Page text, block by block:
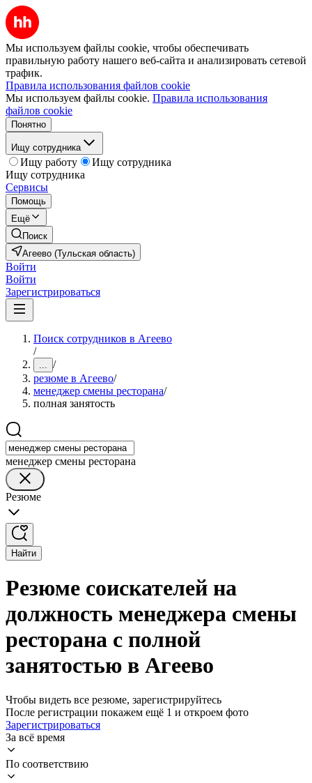
Мы используем файлы cookie, чтобы обеспечивать
правильную работу нашего веб-сайта и анализировать сетевой
трафик.
Правила использования файлов cookie
Мы используем файлы cookie. Правила использования
файлов cookie
Понятно
Ищу сотрудника
Ищу работу
Ищу сотрудника
Ищу сотрудника
Сервисы
Помощь
Ещё
Поиск
Агеево (Тульская область)
Войти
Войти
Зарегистрироваться
Поиск сотрудников в Агеево
/
... /
резюме в Агеево/
менеджер смены ресторана/
полная занятость
менеджер смены ресторана
Резюме
Найти
Резюме соискателей на
должность менеджера смены
ресторана с полной
занятостью в Агеево
Чтобы видеть все резюме, зарегистрируйтесь
После регистрации покажем ещё 1 и откроем фото
Зарегистрироваться
За всё время
По соответствию